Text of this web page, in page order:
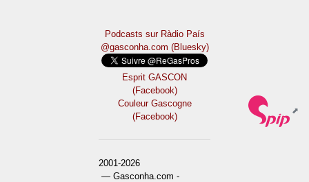
Podcasts sur Ràdio País
@gasconha.com (Bluesky)
Esprit GASCON
(Facebook)
Couleur Gascogne
(Facebook)
2001-2026
— Gasconha.com -